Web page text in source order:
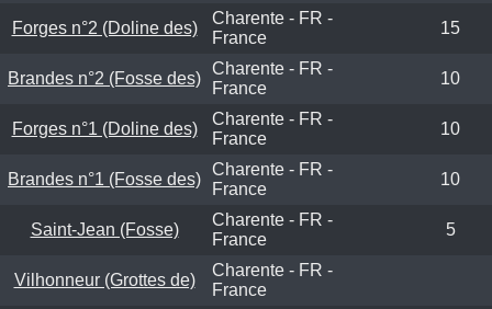
Forges n°2 (Doline des)
Charente - FR -
France
15
Brandes n°2 (Fosse des)
Charente - FR -
France
10
Forges n°1 (Doline des)
Charente - FR -
France
10
Brandes n°1 (Fosse des)
Charente - FR -
France
10
Saint-Jean (Fosse)
Charente - FR -
France
5
Vilhonneur (Grottes de)
Charente - FR -
France